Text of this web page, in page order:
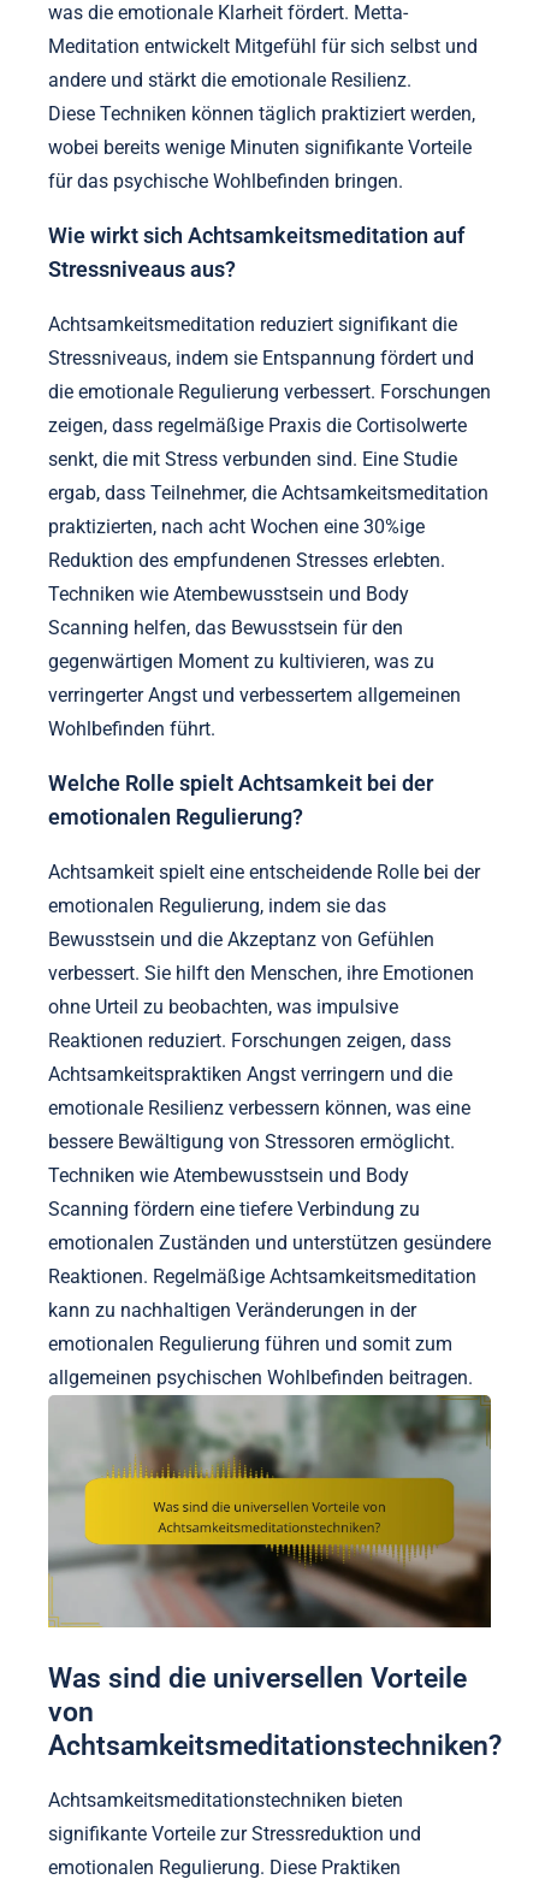
was die emotionale Klarheit fördert. Metta-
Meditation entwickelt Mitgefühl für sich selbst und
andere und stärkt die emotionale Resilienz.
Diese Techniken können täglich praktiziert werden,
wobei bereits wenige Minuten signifikante Vorteile
für das psychische Wohlbefinden bringen.
Wie wirkt sich Achtsamkeitsmeditation auf
Stressniveaus aus?
Achtsamkeitsmeditation reduziert signifikant die
Stressniveaus, indem sie Entspannung fördert und
die emotionale Regulierung verbessert. Forschungen
zeigen, dass regelmäßige Praxis die Cortisolwerte
senkt, die mit Stress verbunden sind. Eine Studie
ergab, dass Teilnehmer, die Achtsamkeitsmeditation
praktizierten, nach acht Wochen eine 30%ige
Reduktion des empfundenen Stresses erlebten.
Techniken wie Atembewusstsein und Body
Scanning helfen, das Bewusstsein für den
gegenwärtigen Moment zu kultivieren, was zu
verringerter Angst und verbessertem allgemeinen
Wohlbefinden führt.
Welche Rolle spielt Achtsamkeit bei der
emotionalen Regulierung?
Achtsamkeit spielt eine entscheidende Rolle bei der
emotionalen Regulierung, indem sie das
Bewusstsein und die Akzeptanz von Gefühlen
verbessert. Sie hilft den Menschen, ihre Emotionen
ohne Urteil zu beobachten, was impulsive
Reaktionen reduziert. Forschungen zeigen, dass
Achtsamkeitspraktiken Angst verringern und die
emotionale Resilienz verbessern können, was eine
bessere Bewältigung von Stressoren ermöglicht.
Techniken wie Atembewusstsein und Body
Scanning fördern eine tiefere Verbindung zu
emotionalen Zuständen und unterstützen gesündere
Reaktionen. Regelmäßige Achtsamkeitsmeditation
kann zu nachhaltigen Veränderungen in der
emotionalen Regulierung führen und somit zum
allgemeinen psychischen Wohlbefinden beitragen.
Was sind die universellen Vorteile
von
Achtsamkeitsmeditationstechniken?
Achtsamkeitsmeditationstechniken bieten
signifikante Vorteile zur Stressreduktion und
emotionalen Regulierung. Diese Praktiken